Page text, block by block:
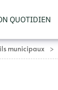
QUOTIDIEN
municipaux